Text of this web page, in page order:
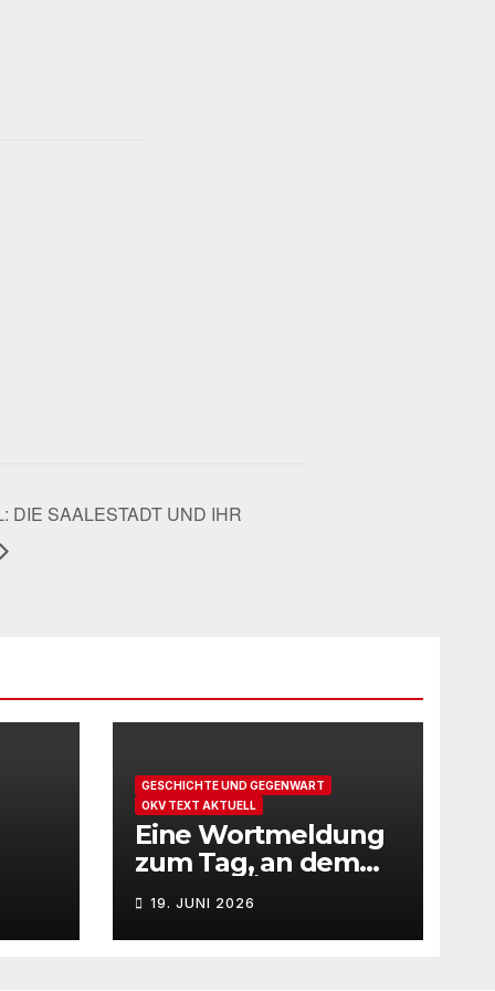
DIE SAALESTADT UND IHR
GESCHICHTE UND GEGENWART
OKV TEXT AKTUELL
Eine Wortmeldung
zum Tag, an dem
sich der Überfall
Deutschlands auf
die UdSSR 1941 zum
19. JUNI 2026